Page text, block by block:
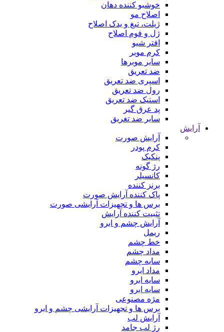
خوشبو کننده دهان
اصلاح مو
ژیلت، تیغ و یدک اصلاح
ژل و فوم اصلاح
افتر شیو
کرم موبر
سایر موبرها
ضد تعریق
اسپری ضد تعریق
رول ضد تعریق
استیک ضد تعریق
پد عرق گیر
سایر ضد تغریق
آرایش
آرایش صورت
کرم پودر
پنکیک
رژ گونه
کانسیلر
برنز کننده
پاک کننده آرایش صورت
برس ها و تجهیزات آرایشی صورت
تثبیت کننده آرایش
آرایش چشم و ابرو
ریمل
خط چشم
مداد چشم
سایه چشم
مداد ابرو
سایه ابرو
سایه ابرو
مژه مصنوعی
برس ها و تجهیزات آرایشی چشم و ابرو
آرایش لب
رژ لب جامد